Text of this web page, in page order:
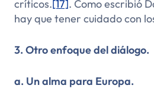
críticos.[17]. Como escribió
hay que tener cuidado con
3. Otro enfoque del diálogo.
a. Un alma para Europa.